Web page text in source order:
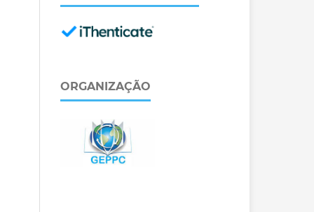
ORGANIZAÇÃO